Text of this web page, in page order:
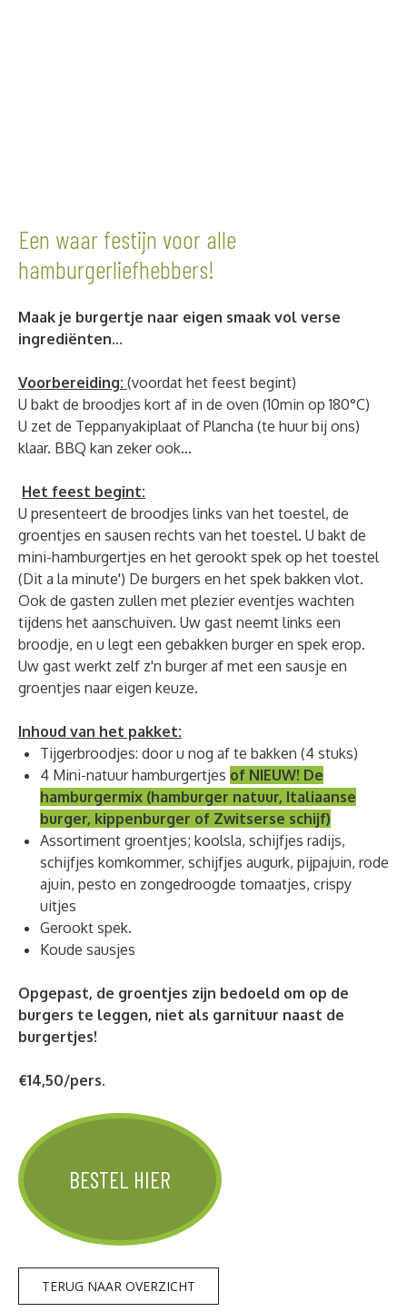
Een waar festijn voor alle
hamburgerliefhebbers!
Maak je burgertje naar eigen smaak vol verse
ingrediënten...
Voorbereiding: (voordat het feest begint)
U bakt de broodjes kort af in de oven (10min op 180°C)
U zet de Teppanyakiplaat of Plancha (te huur bij ons)
klaar. BBQ kan zeker ook...
Het feest begint:
U presenteert de broodjes links van het toestel, de
groentjes en sausen rechts van het toestel. U bakt de
mini-hamburgertjes en het gerookt spek op het toestel
(Dit a la minute') De burgers en het spek bakken vlot.
Ook de gasten zullen met plezier eventjes wachten
tijdens het aanschuiven. Uw gast neemt links een
broodje, en u legt een gebakken burger en spek erop.
Uw gast werkt zelf z'n burger af met een sausje en
groentjes naar eigen keuze.
Inhoud van het pakket:
Tijgerbroodjes: door u nog af te bakken (4 stuks)
4 Mini-natuur hamburgertjes of NIEUW! De
hamburgermix (hamburger natuur, Italiaanse
burger, kippenburger of Zwitserse schijf)
Assortiment groentjes; koolsla, schijfjes radijs,
schijfjes komkommer, schijfjes augurk, pijpajuin, rode
ajuin, pesto en zongedroogde tomaatjes, crispy
uitjes
Gerookt spek.
Koude sausjes
Opgepast, de groentjes zijn bedoeld om op de
burgers te leggen, niet als garnituur naast de
burgertjes!
€14,50/pers.
BESTEL HIER
TERUG NAAR OVERZICHT